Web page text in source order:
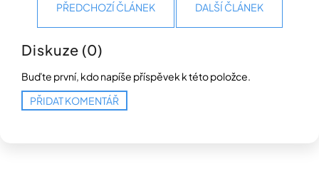
PŘEDCHOZÍ ČLÁNEK DALŠÍ ČLÁNEK
Diskuze (0)
Buďte první, kdo napíše příspěvek k této položce.
PŘIDAT KOMENTÁŘ